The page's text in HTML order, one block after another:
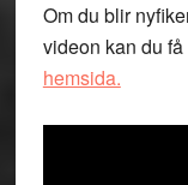
Om du blir
videon kan du
hemsida.